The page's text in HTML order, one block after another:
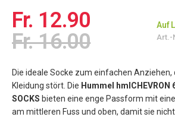
Fr. 12.90
Fr. 16.00
Auf
Art.-
Die ideale Socke zum einfachen Anziehen,
Kleidung stört. Die Hummel hmlCHEVRON
SOCKS bieten eine enge Passform mit
am mittleren Fuss und oben, damit sie